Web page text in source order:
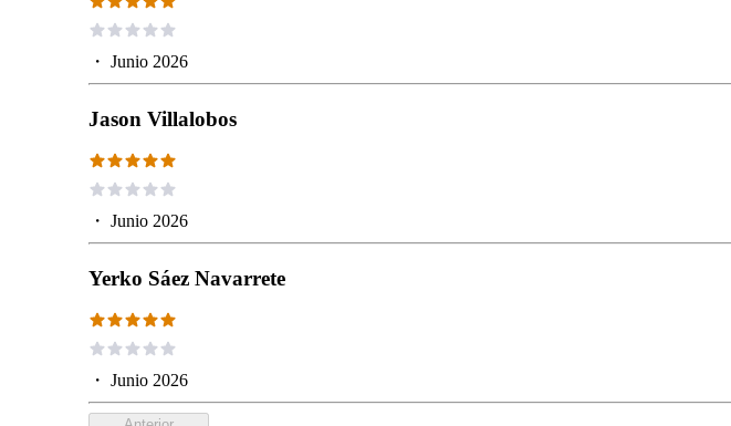
・ Junio 2026
Jason Villalobos
・ Junio 2026
Yerko Sáez Navarrete
・ Junio 2026